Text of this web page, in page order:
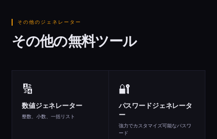
その他のジェネレーター
その他の無料ツール
🔢
数値ジェネレーター
整数、小数、一括リスト
🔐
パスワードジェネレータ
ー
強力でカスタマイズ可能なパスワ
ード